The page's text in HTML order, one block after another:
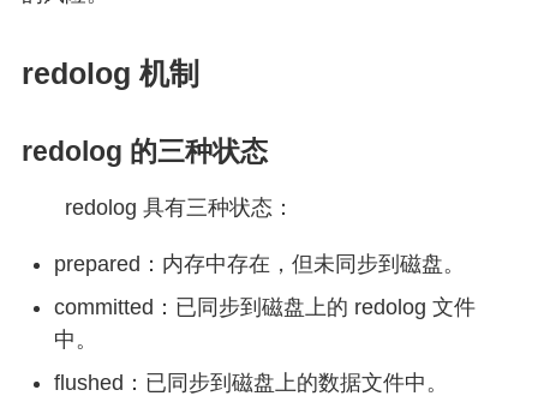
redolog 机制
redolog 的三种状态
redolog 具有三种状态：
prepared：内存中存在，但未同步到磁盘。
committed：已同步到磁盘上的 redolog 文件
中。
flushed：已同步到磁盘上的数据文件中。